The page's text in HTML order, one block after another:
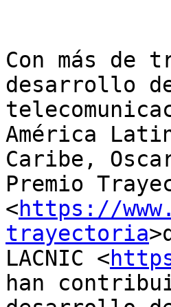
Con más de
desarrollo
América
Caribe,
Premio
<https://
trayectoria
LACNIC <
han